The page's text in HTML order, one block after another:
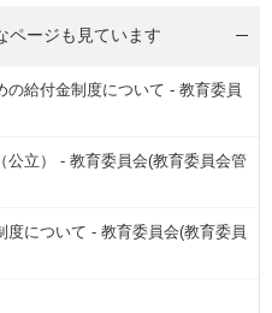
ページも見ています
給付金制度について - 教育委員
公立） - 教育委員会(教育委員会管
について - 教育委員会(教育委員